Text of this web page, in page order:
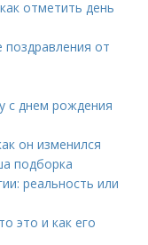
отметить день
от
с днем рождения
он изменился
подборка
реальность или
это и как его